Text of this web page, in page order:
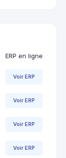
ERP en ligne
Voir ERP
Voir ERP
Voir ERP
Voir ERP